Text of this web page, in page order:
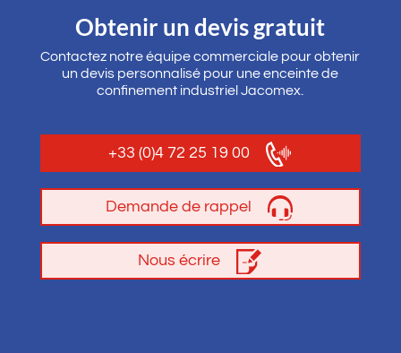
Obtenir un devis gratuit
Contactez notre équipe commerciale pour obtenir
un devis personnalisé pour une enceinte de
confinement industriel Jacomex.
+33 (0)4 72 25 19 00
Demande de rappel
Nous écrire